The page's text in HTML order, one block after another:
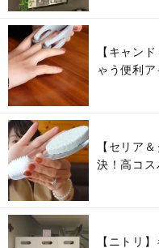
【キャン
ゃう便利
【セリア
決！高コ
【ニトリ